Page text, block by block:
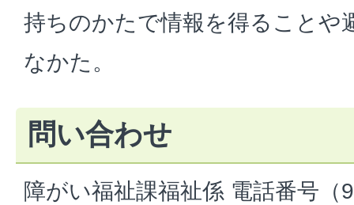
持ちのかたで情報を得ることや
なかた。
問い合わせ
障がい福祉課福祉係 電話番号（